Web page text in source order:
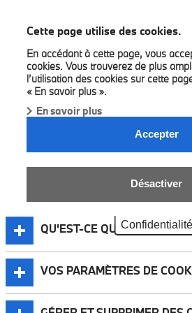
Confidentialité
Cette page utilise des cookies.
En accédant à cette page, vous
cookies. Vous trouverez de plus
l’utilisation des cookies sur cette
« En savoir plus ».
En savoir plus
Accepter
Désactiver
DIRECTIVES BMW
COOKIES.
QU'EST-CE QU'UN COOKIE ?
VOS PARAMÈTRES DE